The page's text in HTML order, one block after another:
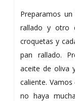
Preparamos
rallado y otro
croquetas y
pan rallado.
aceite de oliva
caliente.
no haya